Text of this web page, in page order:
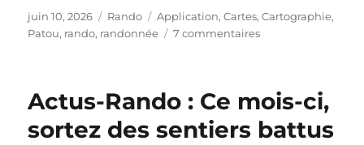
Publié
le
juin 10, 2026 Catégories
Rando Étiquettes
Application,Cartes,Cartographie,
Patou, rando, randonnée 7 commentairessur
carte
pour
savoir
Actus-Rando : Ce mois-ci,
sortez des sentiers battus